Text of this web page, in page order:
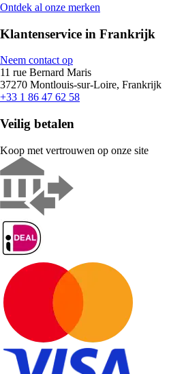
Ontdek al onze merken
Klantenservice in Frankrijk
Neem contact op
11 rue Bernard Maris
37270 Montlouis-sur-Loire, Frankrijk
+33 1 86 47 62 58
Veilig betalen
Koop met vertrouwen op onze site